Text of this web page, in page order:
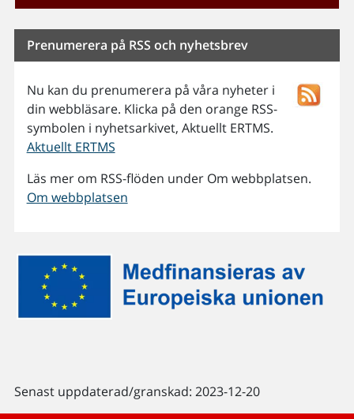
Prenumerera på RSS och nyhetsbrev
Nu kan du prenumerera på våra nyheter i
din webbläsare. Klicka på den orange RSS-
symbolen i nyhetsarkivet, Aktuellt ERTMS.
Aktuellt ERTMS
Läs mer om RSS-flöden under Om webbplatsen.
Om webbplatsen
Senast uppdaterad/granskad: 2023-12-20